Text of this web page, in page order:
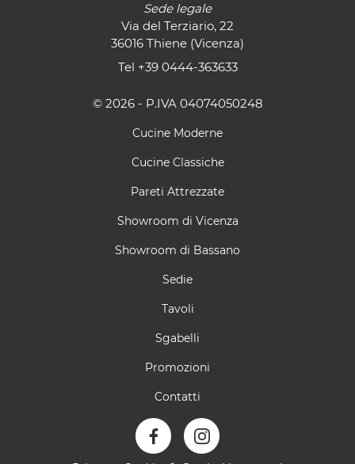
Sede legale
Via del Terziario, 22
36016 Thiene (Vicenza)
Tel +39 0444-363633
© 2026 - P.IVA 04074050248
Cucine Moderne
Cucine Classiche
Pareti Attrezzate
Showroom di Vicenza
Showroom di Bassano
Sedie
Tavoli
Sgabelli
Promozioni
Contatti